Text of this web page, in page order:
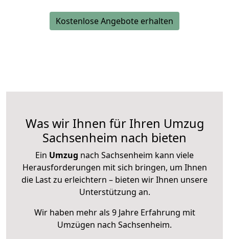
Kostenlose Angebote erhalten
Was wir Ihnen für Ihren Umzug
Sachsenheim nach bieten
Ein Umzug nach Sachsenheim kann viele
Herausforderungen mit sich bringen, um Ihnen
die Last zu erleichtern – bieten wir Ihnen unsere
Unterstützung an.
Wir haben mehr als 9 Jahre Erfahrung mit
Umzügen nach Sachsenheim.